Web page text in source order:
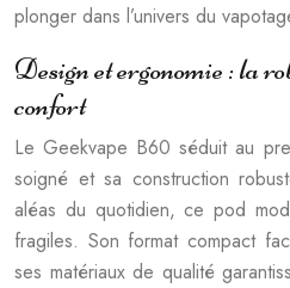
plonger dans l’univers du
Design et ergonomie : la
confort
Le Geekvape B60 séduit au
soigné et sa construction
aléas du quotidien, ce pod
fragiles. Son format compact
ses matériaux de qualité